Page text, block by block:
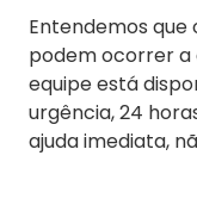
Entendemos
podem ocorrer a
equipe está
urgência, 24
ajuda imediata,